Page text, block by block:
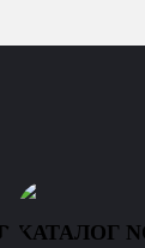
КАТАЛОГ